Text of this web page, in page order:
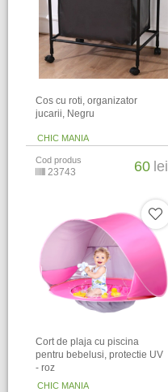
Cos cu roti, organizator
jucarii, Negru
CHIC MANIA
Cod produs
23743 60 lei
Cort de plaja cu piscina
pentru bebelusi, protectie UV
- roz
CHIC MANIA